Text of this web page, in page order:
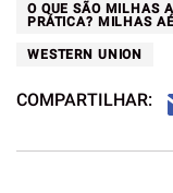
O QUE SÃO MILHAS
PRÁTICA? MILHAS
WESTERN UNION
COMPARTILHAR: